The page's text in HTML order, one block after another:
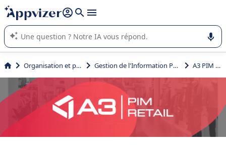
répondre (plusieurs lignes avec
L'IA de Appvizer vous guide dans l'utilisation ou la sélection de
logiciel SaaS en entreprise.
Organisation et planification Gestion de l'Information Produit (GIP ou PIM) A3 PIM RETAIL